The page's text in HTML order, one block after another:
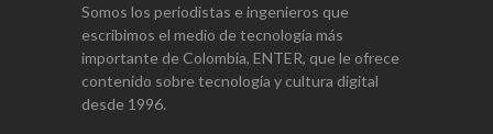
Somos los periodistas e ingenieros que
escribimos el medio de tecnología más
importante de Colombia, ENTER, que le ofrece
contenido sobre tecnología y cultura digital
desde 1996.